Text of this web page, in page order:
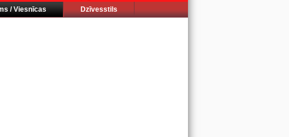
/ Viesnīcas Dzīvesstils